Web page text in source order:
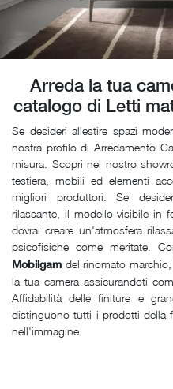
Arreda la tua
catalogo di Letti
Se desideri allestire spazi
nostra profilo di Arredamento
misura. Scopri nel nostro
testiera, mobili ed elementi
migliori produttori. Se
rilassante, il modello visibile in
dovrai creare un'atmosfera
psicofisiche come meritate.
Mobilgam del rinomato
la tua camera assicurandoti
Affidabilità delle finiture e
distinguono tutti i prodotti della
nell'immagine.